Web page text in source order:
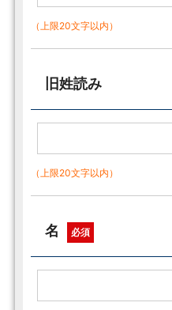
（上限20文字以内）
旧姓読み
（上限20文字以内）
名 必須